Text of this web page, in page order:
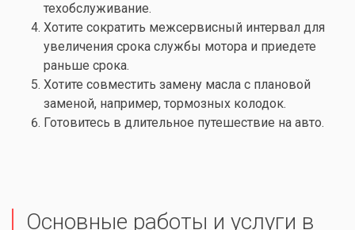
техобслуживание.
Хотите сократить межсервисный интервал для
увеличения срока службы мотора и приедете
раньше срока.
Хотите совместить замену масла с плановой
заменой, например, тормозных колодок.
Готовитесь в длительное путешествие на авто.
Основные работы и услуги в